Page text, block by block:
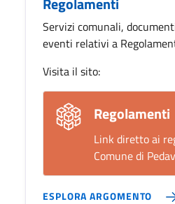
Servizi comunali,
eventi relativi a
Visita il sito:
Regolamenti
Link diretto ai
Comune di
ESPLORA ARGOMENTO